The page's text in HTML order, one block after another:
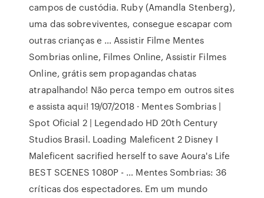
campos de custódia. Ruby (Amandla Stenberg),
uma das sobreviventes, consegue escapar com
outras crianças e … Assistir Filme Mentes
Sombrias online, Filmes Online, Assistir Filmes
Online, grátis sem propagandas chatas
atrapalhando! Não perca tempo em outros sites
e assista aqui! 19/07/2018 · Mentes Sombrias |
Spot Oficial 2 | Legendado HD 20th Century
Studios Brasil. Loading Maleficent 2 Disney I
Maleficent sacrified herself to save Aoura's Life
BEST SCENES 1080P - … Mentes Sombrias: 36
críticas dos espectadores. Em um mundo